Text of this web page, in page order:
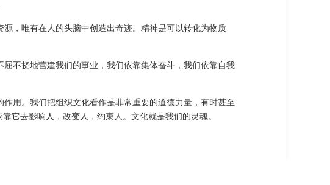
，唯有在人的头脑中创造出奇迹。精神是可以转化为物质
不挠地营建我们的事业，我们依靠集体奋斗，我们依靠自我
用。我们把组织文化看作是非常重要的道德力量，有时甚至
它去影响人，改变人，约束人。文化就是我们的灵魂。